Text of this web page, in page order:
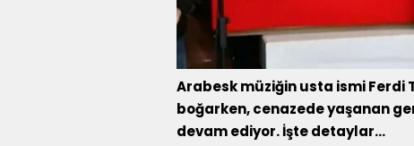
Arabesk müziğin usta ismi Ferdi
boğarken, cenazede yaşanan
devam ediyor. İşte detaylar...